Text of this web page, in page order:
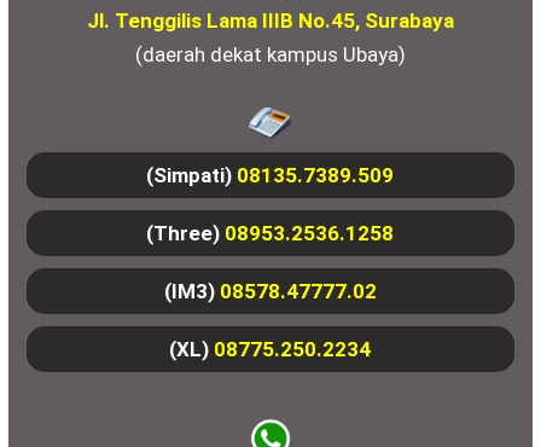
Jl. Tenggilis Lama IIIB No.45, Surabaya
(daerah dekat kampus Ubaya)
(Simpati) 08135.7389.509
(Three) 08953.2536.1258
(IM3) 08578.47777.02
(XL) 08775.250.2234